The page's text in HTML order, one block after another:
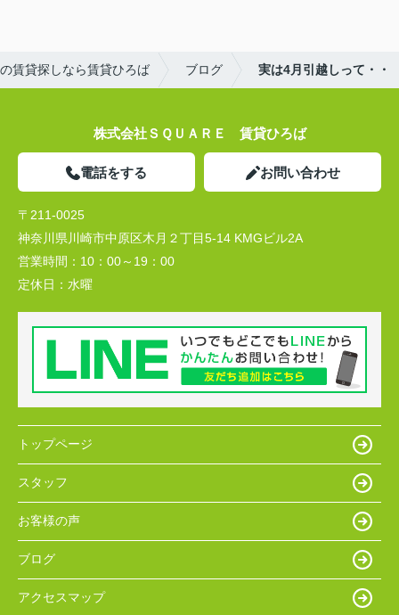
賃貸探しなら賃貸ひろば ブログ 実は4月引越しって・・
株式会社ＳＱＵＡＲＥ 賃貸ひろば
電話をする お問い合わせ
〒211-0025
神奈川県川崎市中原区木月２丁目5-14 KMGビル2A
営業時間： 10：00～19：00
定休日： 水曜
トップページ
スタッフ
お客様の声
ブログ
アクセスマップ